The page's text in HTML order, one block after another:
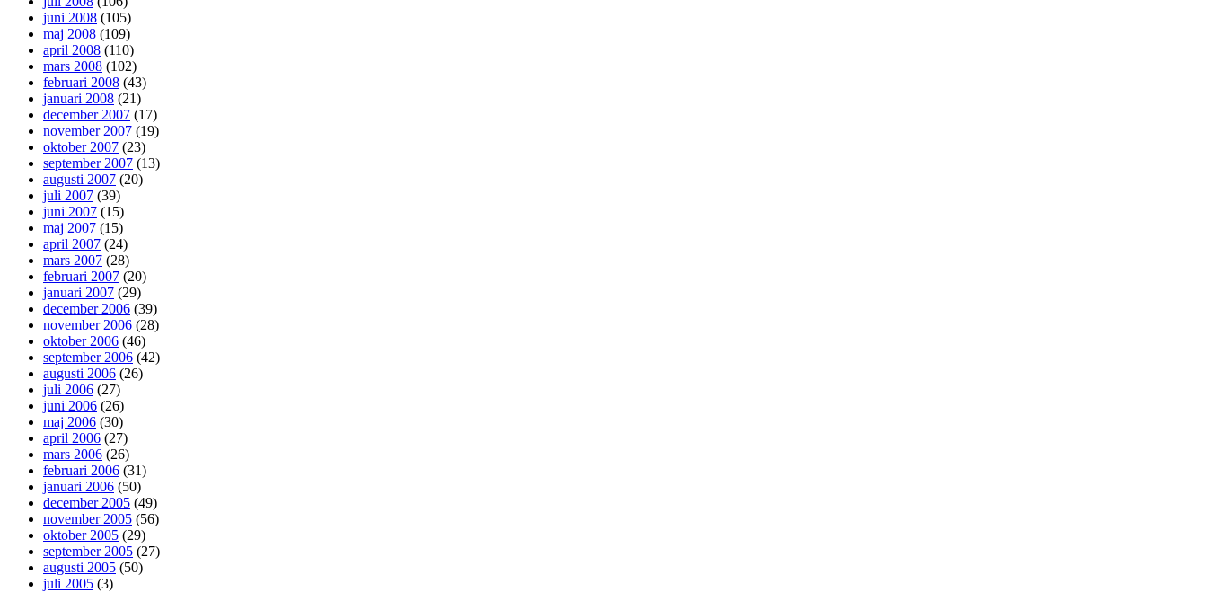
juni 2008 (105)
maj 2008 (109)
april 2008 (110)
mars 2008 (102)
februari 2008 (43)
januari 2008 (21)
december 2007 (17)
november 2007 (19)
oktober 2007 (23)
september 2007 (13)
augusti 2007 (20)
juli 2007 (39)
juni 2007 (15)
maj 2007 (15)
april 2007 (24)
mars 2007 (28)
februari 2007 (20)
januari 2007 (29)
december 2006 (39)
november 2006 (28)
oktober 2006 (46)
september 2006 (42)
augusti 2006 (26)
juli 2006 (27)
juni 2006 (26)
maj 2006 (30)
april 2006 (27)
mars 2006 (26)
februari 2006 (31)
januari 2006 (50)
december 2005 (49)
november 2005 (56)
oktober 2005 (29)
september 2005 (27)
augusti 2005 (50)
juli 2005 (3)